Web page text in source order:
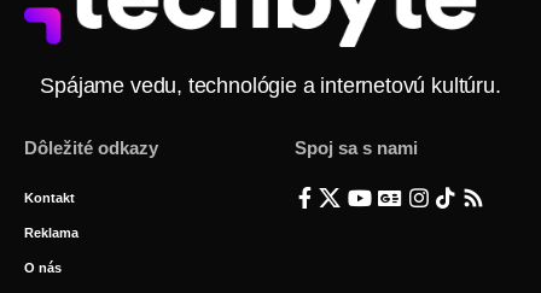
Spájame vedu, technológie a internetovú kultúru.
Dôležité odkazy
Kontakt
Reklama
O nás
Spoj sa s nami